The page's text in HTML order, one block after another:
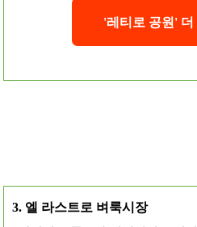
'레티로 공원' 더
3. 엘 라스트로 벼룩시장